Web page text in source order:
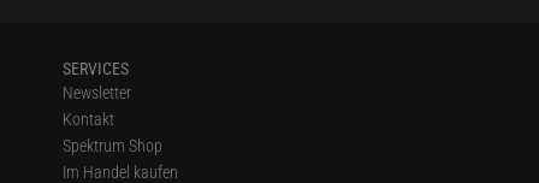
SERVICES
Newsletter
Kontakt
Spektrum Shop
Im Handel kaufen